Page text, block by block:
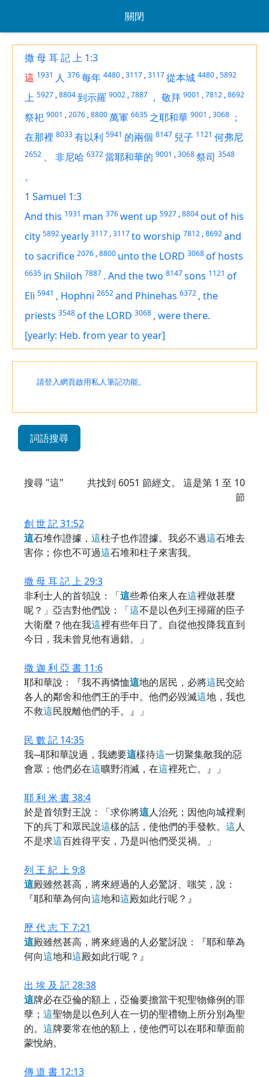
關閉
撒 母 耳 記 上 1:3
這 1931 人 376每年 4480 ,3117 ,3117從本城 4480 ,5892
上 5927 ,8804到示羅 9002 ,7887 ， 敬拜 9001 ,7812 ,8692
祭祀 9001 ,2076 ,8800萬軍 6635 之耶和華 9001 ,3068 ；
在那裡 8033有以利 5941 的兩個 8147 兒子 1121 何弗尼
2652 、 非尼哈 6372當耶和華的 9001 ,3068祭司 3548
。
1 Samuel 1:3
And this 1931 man 376went up 5927 ,8804out of his
city 5892yearly 3117 ,3117to worship 7812 ,8692and
to sacrifice 2076 ,8800 unto the LORD 3068of hosts
6635 in Shiloh 7887 . And the two 8147sons 1121 of
Eli 5941 , Hophni 2652and Phinehas 6372 , the
priests 3548of the LORD 3068 , werethere.
[yearly: Heb. from year to year]
請登入網頁啟用私人筆記功能。
詞語搜尋
搜尋 "這" 共找到 6051 節經文。 這是第 1 至 10
節
創 世 記 31:52
這石堆作證據， 這柱子也作證據。我必不過這石堆去
害你；你也不可過這石堆和柱子來害我。
撒 母 耳 記 上 29:3
非利士人的首領說：「這些希伯來人在這裡做甚麼
呢？」亞吉對他們說：「這不是以色列王掃羅的臣子
大衛麼？他在我這裡有些年日了。自從他投降我直到
今日，我未曾見他有過錯。」
撒 迦 利 亞 書 11:6
耶和華說：『我不再憐恤這地的居民，必將這民交給
各人的鄰舍和他們王的手中。他們必毀滅這地，我也
不救這民脫離他們的手。』」
民 數 記 14:35
我─耶和華說過，我總要這樣待這一切聚集敵我的惡
會眾；他們必在這曠野消滅，在這裡死亡。』」
耶 利 米 書 38:4
於是首領對王說：「求你將這人治死；因他向城裡剩
下的兵丁和眾民說這樣的話，使他們的手發軟。 這人
不是求這百姓得平安，乃是叫他們受災禍。」
列 王 紀 上 9:8
這殿雖然甚高，將來經過的人必驚訝、嗤笑，說：
『耶和華為何向這地和這殿如此行呢？』
歷 代 志 下 7:21
這殿雖然甚高，將來經過的人必驚訝說：『耶和華為
何向這地和這殿如此行呢？』
出 埃 及 記 28:38
這牌必在亞倫的額上，亞倫要擔當干犯聖物條例的罪
孽； 這聖物是以色列人在一切的聖禮物上所分別為聖
的。 這牌要常在他的額上，使他們可以在耶和華面前
蒙悅納。
傳 道 書 12:13